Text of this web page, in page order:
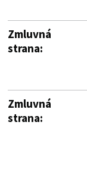
Zmluvná
strana:
Zmluvná
strana: